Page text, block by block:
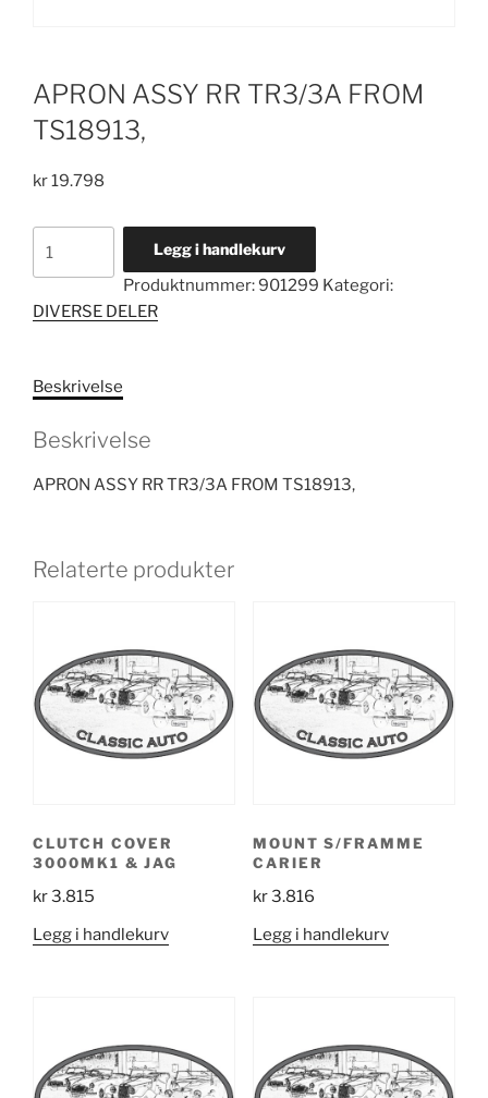
APRON ASSY RR TR3/3A FROM
TS18913,
kr19.798
TR3/3A
antall
Legg i handlekurv
Produktnummer:901299 Kategori:
DIVERSE DELER
Beskrivelse
Beskrivelse
APRON ASSY RR TR3/3A FROM TS18913,
Relaterte produkter
CLUTCH COVER
3000MK1 & JAG
kr3.815
Legg i handlekurv
MOUNT S/FRAMME
CARIER
kr3.816
Legg i handlekurv